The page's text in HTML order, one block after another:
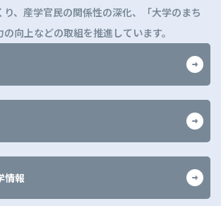
、産学官民の関係性の深化、「大学のまち
向上などの取組を推進しています。
情報